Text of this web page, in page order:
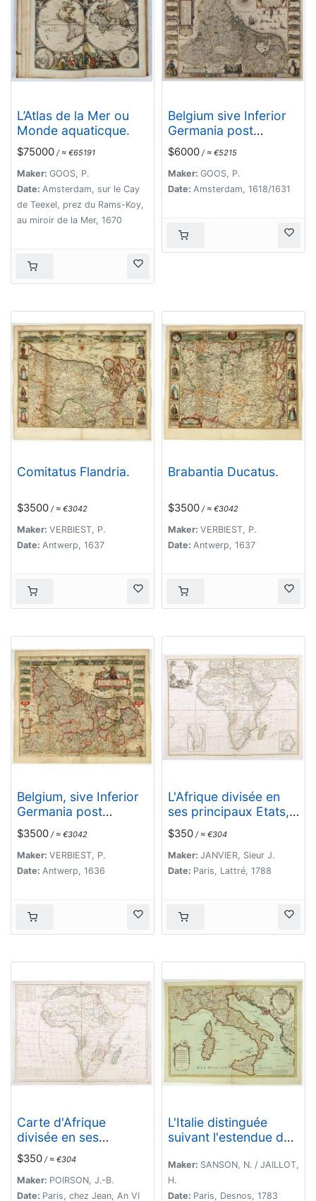
L’Atlas de la Mer ou
Monde aquaticque.
$75000 / ≈ €65191
Maker: GOOS, P.
Date: Amsterdam, sur le Cay
de Teexel, prez du Rams-Koy,
au miroir de la Mer, 1670
Belgium sive Inferior
Germania post
omnes..
$6000 / ≈ €5215
Maker: GOOS, P.
Date: Amsterdam, 1618/1631
Comitatus Flandria.
$3500 / ≈ €3042
Maker: VERBIEST, P.
Date: Antwerp, 1637
Brabantia Ducatus.
$3500 / ≈ €3042
Maker: VERBIEST, P.
Date: Antwerp, 1637
Belgium, sive Inferior
Germania post
omnes…
$3500 / ≈ €3042
Maker: VERBIEST, P.
Date: Antwerp, 1636
L'Afrique divisée en
ses principaux Etats,
assujettie aux
observations
astronomique.
$350 / ≈ €304
Maker: JANVIER, Sieur J.
Date: Paris, Lattré, 1788
Carte d'Afrique
divisée en ses
Principaux Etats.
$350 / ≈ €304
Maker: POIRSON, J.-B.
Date: Paris, chez Jean, An VI
L'Italie distinguée
suivant l'estendue de
Royaumes,
républiques, Duchés,
Principautés, &c.
Maker: SANSON, N. / JAILLOT,
H.
Date: Paris, Desnos, 1783